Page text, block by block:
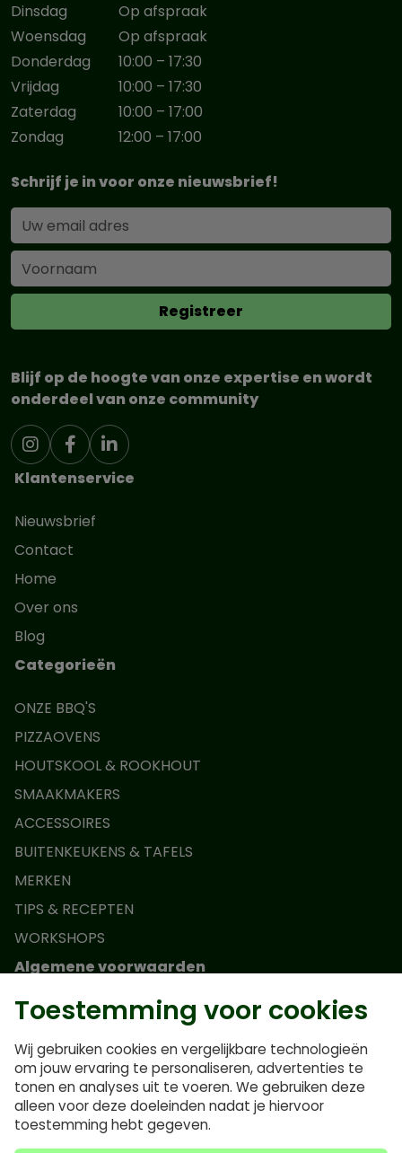
Dinsdag
Op afspraak
Woensdag
Op afspraak
Donderdag
10:00 – 17:30
Vrijdag
10:00 – 17:30
Zaterdag
10:00 – 17:00
Zondag
12:00 – 17:00
Schrijf je in voor onze nieuwsbrief!
Blijf op de hoogte van onze expertise en wordt
onderdeel van onze community
Klantenservice
Nieuwsbrief
Contact
Home
Over ons
Blog
Categorieën
ONZE BBQ'S
PIZZAOVENS
HOUTSKOOL & ROOKHOUT
SMAAKMAKERS
ACCESSOIRES
BUITENKEUKENS & TAFELS
MERKEN
TIPS & RECEPTEN
WORKSHOPS
Algemene voorwaarden
Actievoorwaarden Monolith Junior
Algemene voorwaarden
Privacybeleid
Veelgestelde vragen
Cookiebeleid
Toestemming voor cookies
Wij gebruiken cookies en vergelijkbare technologieën
om jouw ervaring te personaliseren, advertenties te
tonen en analyses uit te voeren. We gebruiken deze
alleen voor deze doeleinden nadat je hiervoor
toestemming hebt gegeven.